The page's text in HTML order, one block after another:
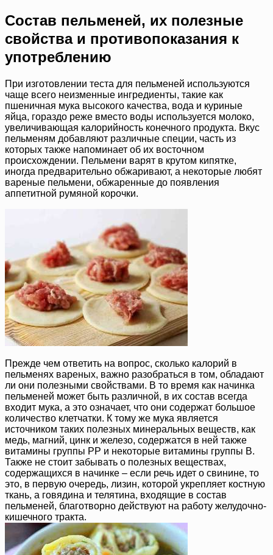
Состав пельменей, их полезные
свойства и противопоказания к
употреблению
При изготовлении теста для пельменей используются
чаще всего неизменные ингредиенты, такие как
пшеничная мука высокого качества, вода и куриные
яйца, гораздо реже вместо воды используется молоко,
увеличивающая калорийность конечного продукта. Вкус
пельменям добавляют различные специи, часть из
которых также напоминает об их восточном
происхождении. Пельмени варят в крутом кипятке,
иногда предварительно обжаривают, а некоторые любят
вареные пельмени, обжаренные до появления
аппетитной румяной корочки.
Прежде чем ответить на вопрос, сколько калорий в
пельменях вареных, важно разобраться в том, обладают
ли они полезными свойствами. В то время как начинка
пельменей может быть различной, в их состав всегда
входит мука, а это означает, что они содержат большое
количество клетчатки. К тому же мука является
источником таких полезных минеральных веществ, как
медь, магний, цинк и железо, содержатся в ней также
витамины группы PP и некоторые витамины группы B.
Также не стоит забывать о полезных веществах,
содержащихся в начинке – если речь идет о свинине, то
это, в первую очередь, лизин, которой укрепляет костную
ткань, а говядина и телятина, входящие в состав
пельменей, благотворно действуют на работу желудочно-
кишечного тракта.